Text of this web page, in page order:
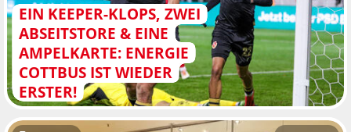
EIN KEEPER-KLOPS, ZWEI
ABSEITSTORE & EINE
AMPELKARTE: ENERGIE
COTTBUS IST WIEDER
ERSTER!